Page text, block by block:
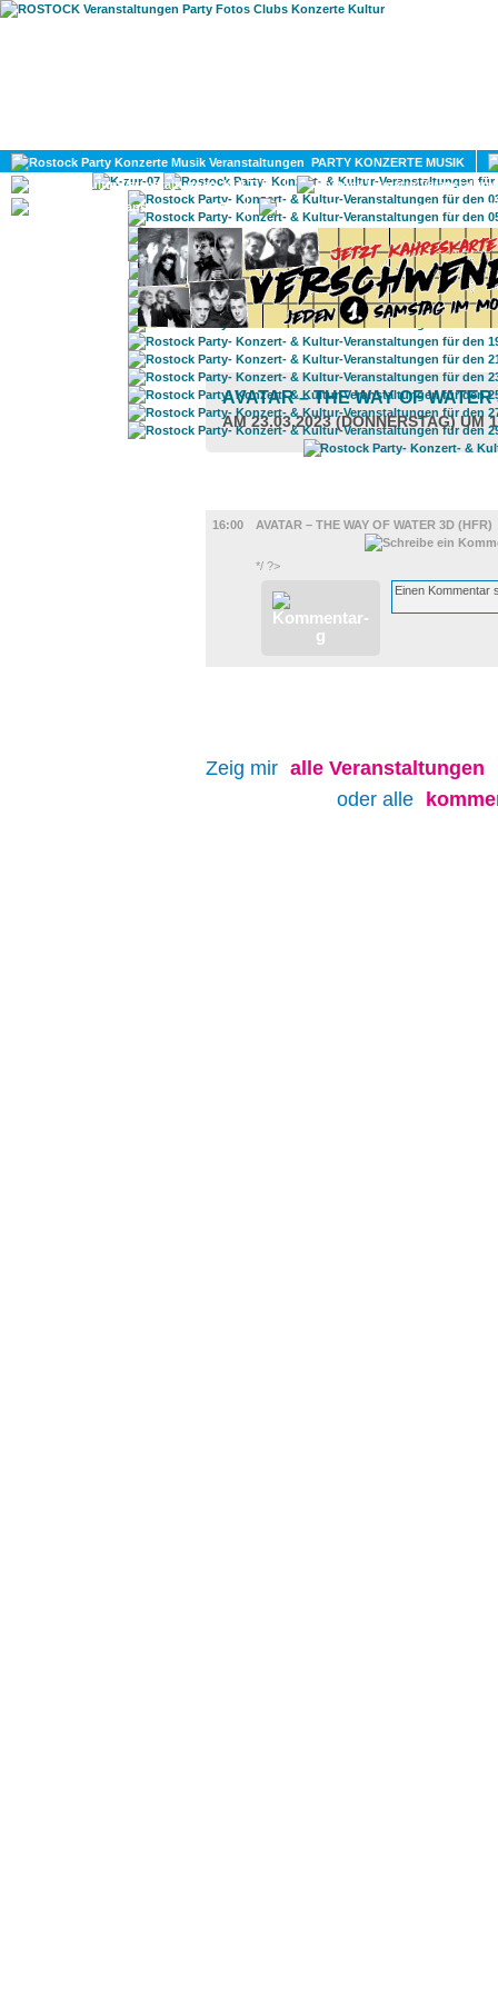
PARTY KONZERTE MUSIK
KULTUR
GAY
AVATAR – THE WAY OF
AM 23.03.2023 (DONNERSTAG) UM
16:00
AVATAR – THE WAY OF WATER 3D (HFR)
*/ ?>
Zeig mir alle Veranstaltungen
oder alle